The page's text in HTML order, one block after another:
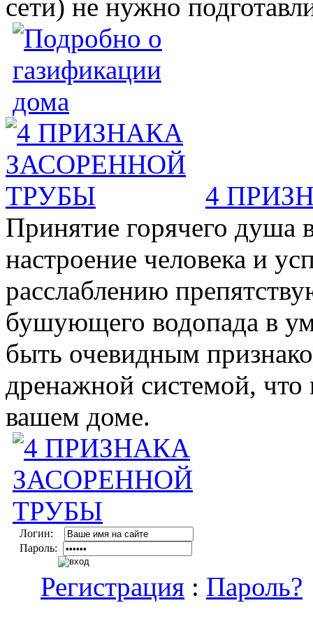
сети) не нужно
4
Принятие горячего душа
настроение человека и
расслаблению
бушующего водопада в
быть очевидным
дренажной системой, что
вашем доме.
Логин:
Пароль:
Регистрация : Пароль?